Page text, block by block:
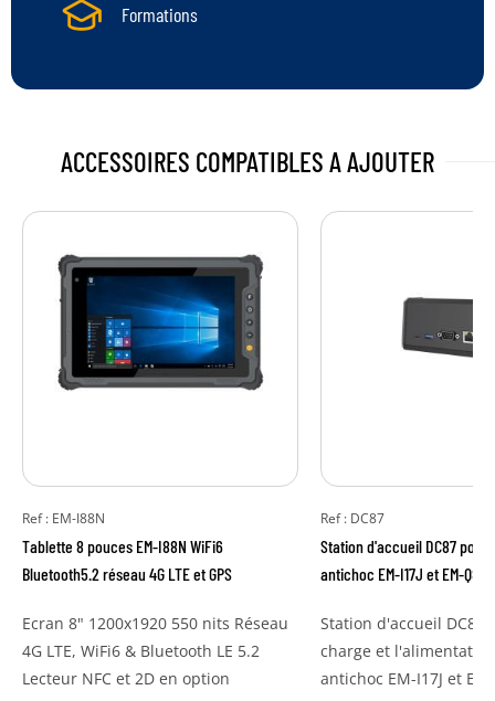
Formations
ACCESSOIRES COMPATIBLES A AJOUTER
Ref : EM-I88N
Tablette 8 pouces EM-I88N WiFi6
Bluetooth5.2 réseau 4G LTE et GPS
Ecran 8" 1200x1920 550 nits Réseau
4G LTE, WiFi6 & Bluetooth LE 5.2
Lecteur NFC et 2D en option
Ref : DC87
Station d'accueil DC87 pour
antichoc EM-I17J et EM-
Station d'accueil DC87
charge et
antichoc EM-I17J et